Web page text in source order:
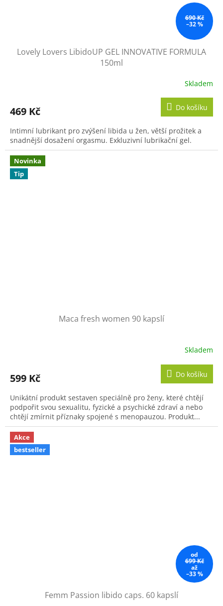
690 Kč
–32 %
Lovely Lovers LibidoUP GEL INNOVATIVE FORMULA
150ml
je
z
5
hvězdiček.
Skladem
469 Kč Do košíku
Intimní lubrikant pro zvýšení libida u žen, větší prožitek a
snadnější dosažení orgasmu. Exkluzivní lubrikační gel.
Novinka
Tip
Maca fresh women 90 kapslí
je
z
5
hvězdiček.
Skladem
599 Kč Do košíku
Unikátní produkt sestaven speciálně pro ženy, které chtějí
podpořit svou sexualitu, fyzické a psychické zdraví a nebo
chtějí zmírnit příznaky spojené s menopauzou. Produkt...
Akce
bestseller
od
699 Kč
až
–33 %
Femm Passion libido caps. 60 kapslí